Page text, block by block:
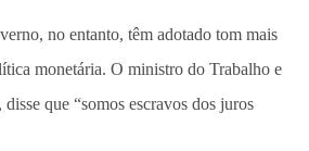
no entanto, têm adotado tom mais
monetária. O ministro do Trabalho e
que “somos escravos dos juros